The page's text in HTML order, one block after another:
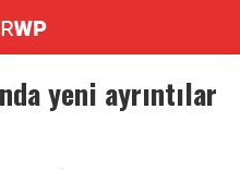
yeni ayrıntılar